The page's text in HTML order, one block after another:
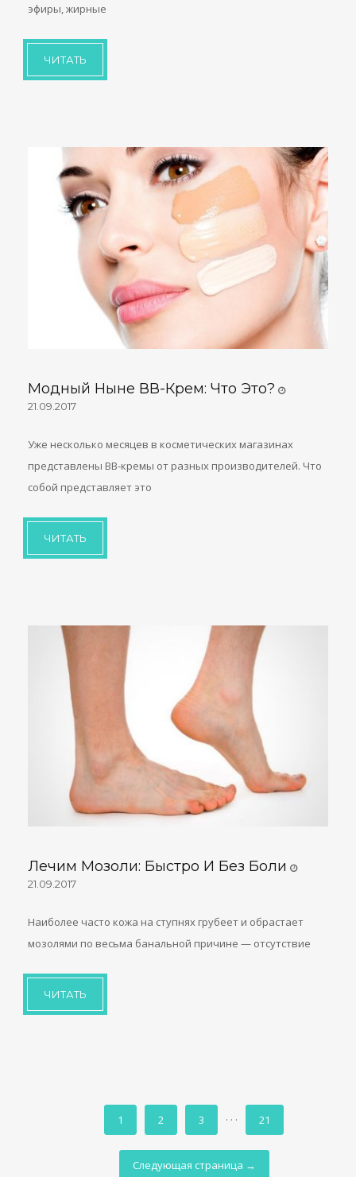
эфиры, жирные
ЧИТАТЬ
Модный Ныне ВВ-Крем: Что Это?
21.09.2017
Уже несколько месяцев в косметических магазинах
представлены ВВ-кремы от разных производителей. Что
собой представляет это
ЧИТАТЬ
Лечим Мозоли: Быстро И Без Боли
21.09.2017
Наиболее часто кожа на ступнях грубеет и обрастает
мозолями по весьма банальной причине — отсутствие
ЧИТАТЬ
1 2 3 · · · 21
Следующая страница →